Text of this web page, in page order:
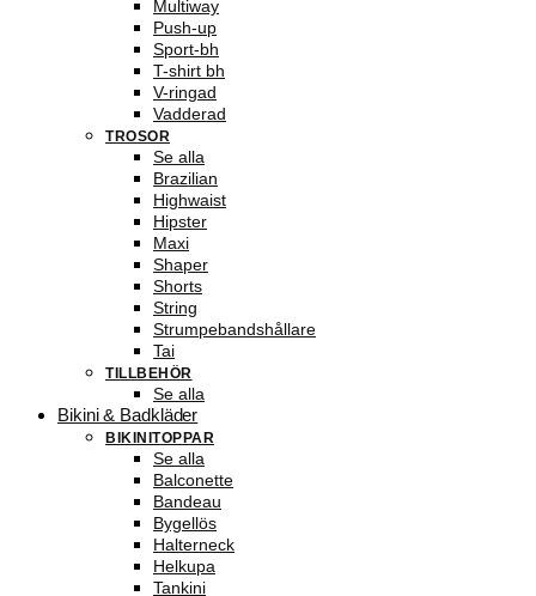
Multiway
Push-up
Sport-bh
T-shirt bh
V-ringad
Vadderad
TROSOR
Se alla
Brazilian
Highwaist
Hipster
Maxi
Shaper
Shorts
String
Strumpebandshållare
Tai
TILLBEHÖR
Se alla
Bikini & Badkläder
BIKINITOPPAR
Se alla
Balconette
Bandeau
Bygellös
Halterneck
Helkupa
Tankini